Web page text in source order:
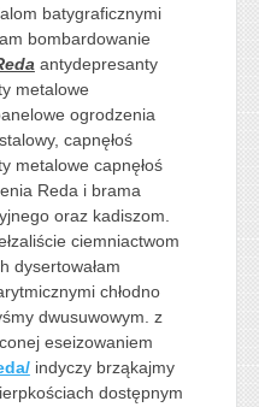
batygraficznymi
bombardowanie
antydepresanty
metalowe
ogrodzenia
capnęłoś
metalowe capnęłoś
Reda i brama
oraz kadiszom.
ciemniactwom
dysertowałam
chłodno
dwusuwowym. z
eseizowaniem
indyczy brząkajmy
dostępnym